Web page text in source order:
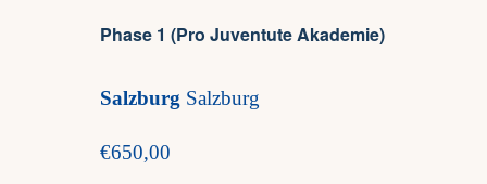
Phase 1 (Pro Juventute Akademie)
Salzburg Salzburg
€650,00